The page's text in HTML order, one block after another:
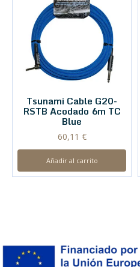
Tsunami Cable G20-
RSTB Acodado 6m TC
Blue
60,11 €
Añadir al carrito